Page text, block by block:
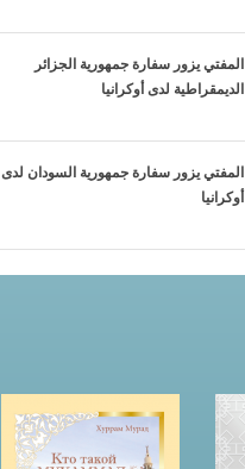
المفتي يزور سفارة جمهورية الجزائر
الديمقراطية لدى أوكرانيا
المفتي يزور سفارة جمهورية السودان لدى
أوكرانيا